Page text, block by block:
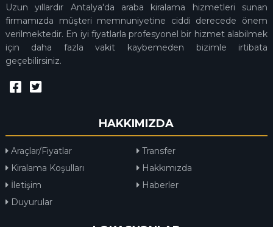
Uzun yıllardır Antalya'da araba kiralama hizmetleri sunan
firmamızda müşteri memnuniyetine ciddi derecede önem
verilmektedir. En iyi fiyatlarla profesyonel bir hizmet alabilmek
için daha fazla vakit kaybemeden bizimle irtibata
geçebilirsiniz.
HAKKIMIZDA
Araçlar/Fiyatlar
Transfer
Kiralama Koşulları
Hakkımızda
İletişim
Haberler
Duyurular